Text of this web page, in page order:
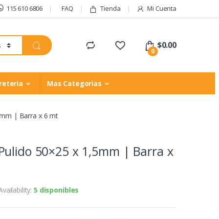
115 610 6806 FAQ Tienda Mi Cuenta
0
$0.00
Mas Categorias
| Barra x 6 mt
50×25 x 1,5mm | Barra x
5 disponibles